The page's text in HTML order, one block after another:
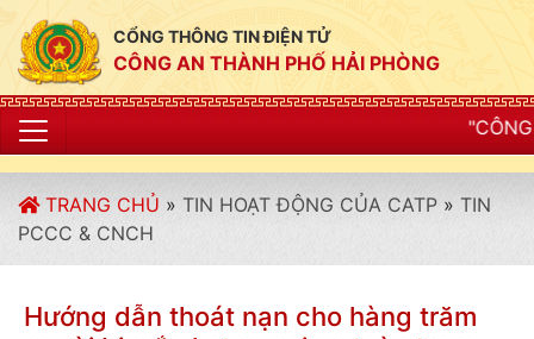
CỔNG THÔNG TIN ĐIỆN TỬ
CÔNG AN THÀNH PHỐ HẢI PHÒNG
"CÔNG AN THÀNH
TRANG CHỦ » TIN HOẠT ĐỘNG CỦA CATP » TIN
PCCC & CNCH
Hướng dẫn thoát nạn cho hàng trăm